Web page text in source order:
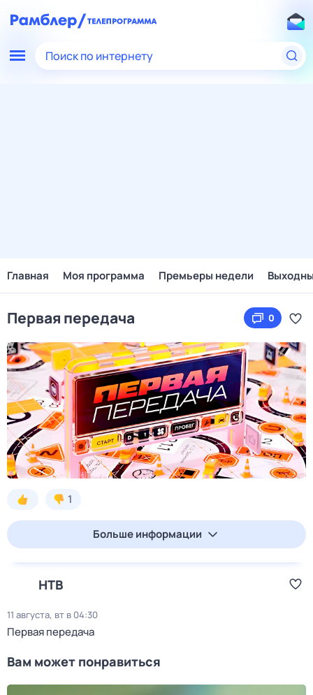
Поиск по интернету
Главная Моя программа Премьеры недели
Первая передача 0
1
Больше информации
НТВ
11 августа, вт в 04:30
Первая передача
Вам может понравиться